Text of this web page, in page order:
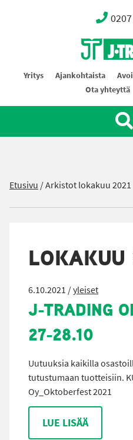
Oy J-Trading
Yritys Ajankohtaista
Ota yhteyttä
Etusivu /Arkistot lokakuu 2021
LOKAKUU
6.10.2021 /yleiset
J-TRADING
27-28.10
Uutuuksia kaikilla
tutustumaan tuotteisiin.
Oy_Oktoberfest 2021
LUE LISÄÄ